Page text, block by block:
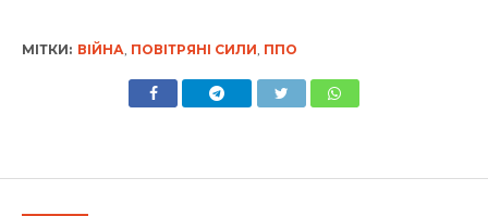
МІТКИ: ВІЙНА, ПОВІТРЯНІ СИЛИ, ППО